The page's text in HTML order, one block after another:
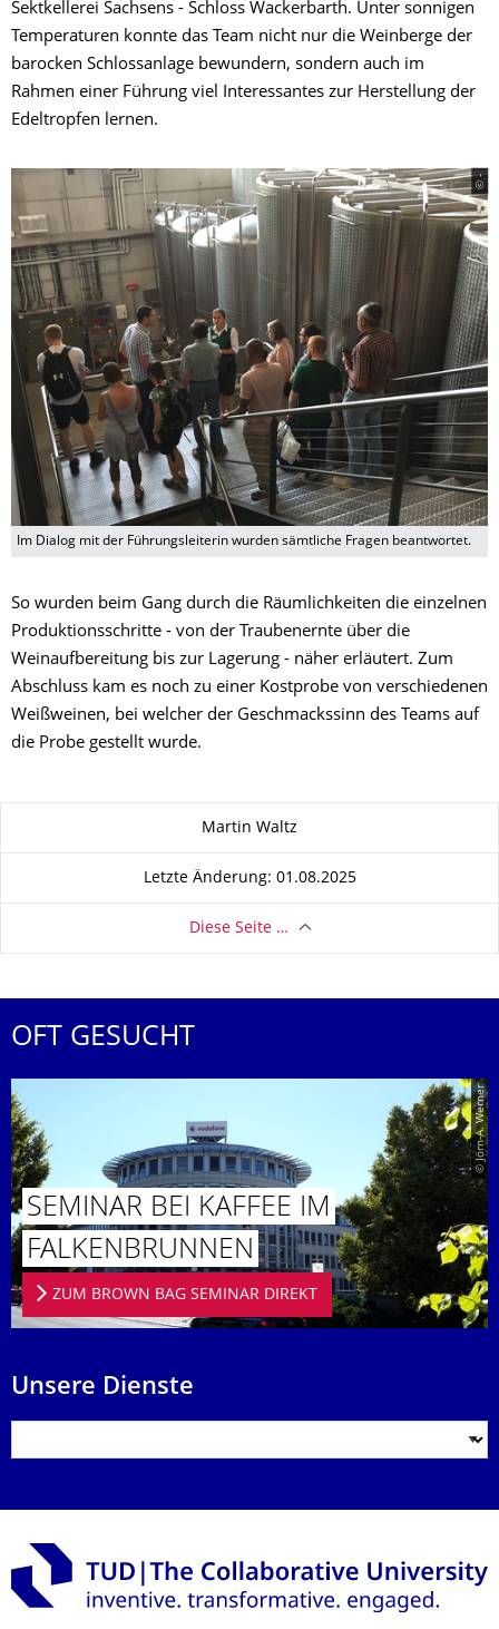
Sektkellerei Sachsens - Schloss Wackerbarth. Unter sonnigen
Temperaturen konnte das Team nicht nur die Weinberge der
barocken Schlossanlage bewundern, sondern auch im
Rahmen einer Führung viel Interessantes zur Herstellung der
Edeltropfen lernen.
© -
Im Dialog mit der Führungsleiterin wurden sämtliche Fragen beantwortet.
So wurden beim Gang durch die Räumlichkeiten die einzelnen
Produktionsschritte - von der Traubenernte über die
Weinaufbereitung bis zur Lagerung - näher erläutert. Zum
Abschluss kam es noch zu einer Kostprobe von verschiedenen
Weißweinen, bei welcher der Geschmackssinn des Teams auf
die Probe gestellt wurde.
Martin Waltz
Letzte Änderung: 01.08.2025
Diese Seite …
OFT GESUCHT
© Jörn-A. Werner
SEMINAR BEI KAFFEE IM
FALKENBRUN­NEN
ZUM BROWN BAG SEMINAR DIREKT
Unsere Dienste